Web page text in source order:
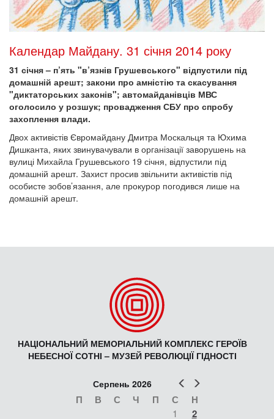
Календар Майдану. 31 січня 2014 року
31 січня – п’ять "в’язнів Грушевського" відпустили під
домашній арешт; закони про амністію та скасування
"диктаторських законів"; автомайданівців МВС
оголосило у розшук; провадження СБУ про спробу
захоплення влади.
Двох активістів Євромайдану Дмитра Москальця та Юхима
Дишканта, яких звинувачували в організації заворушень на
вулиці Михайла Грушевського 19 січня, відпустили під
домашній арешт. Захист просив звільнити активістів під
особисте зобов’язання, але прокурор погодився лише на
домашній арешт.
НАЦІОНАЛЬНИЙ МЕМОРІАЛЬНИЙ КОМПЛЕКС ГЕРОЇВ
НЕБЕСНОЇ СОТНІ – МУЗЕЙ РЕВОЛЮЦІЇ ГІДНОСТІ
Попер
Серпень 2026
П В С Ч П С Н
1 2